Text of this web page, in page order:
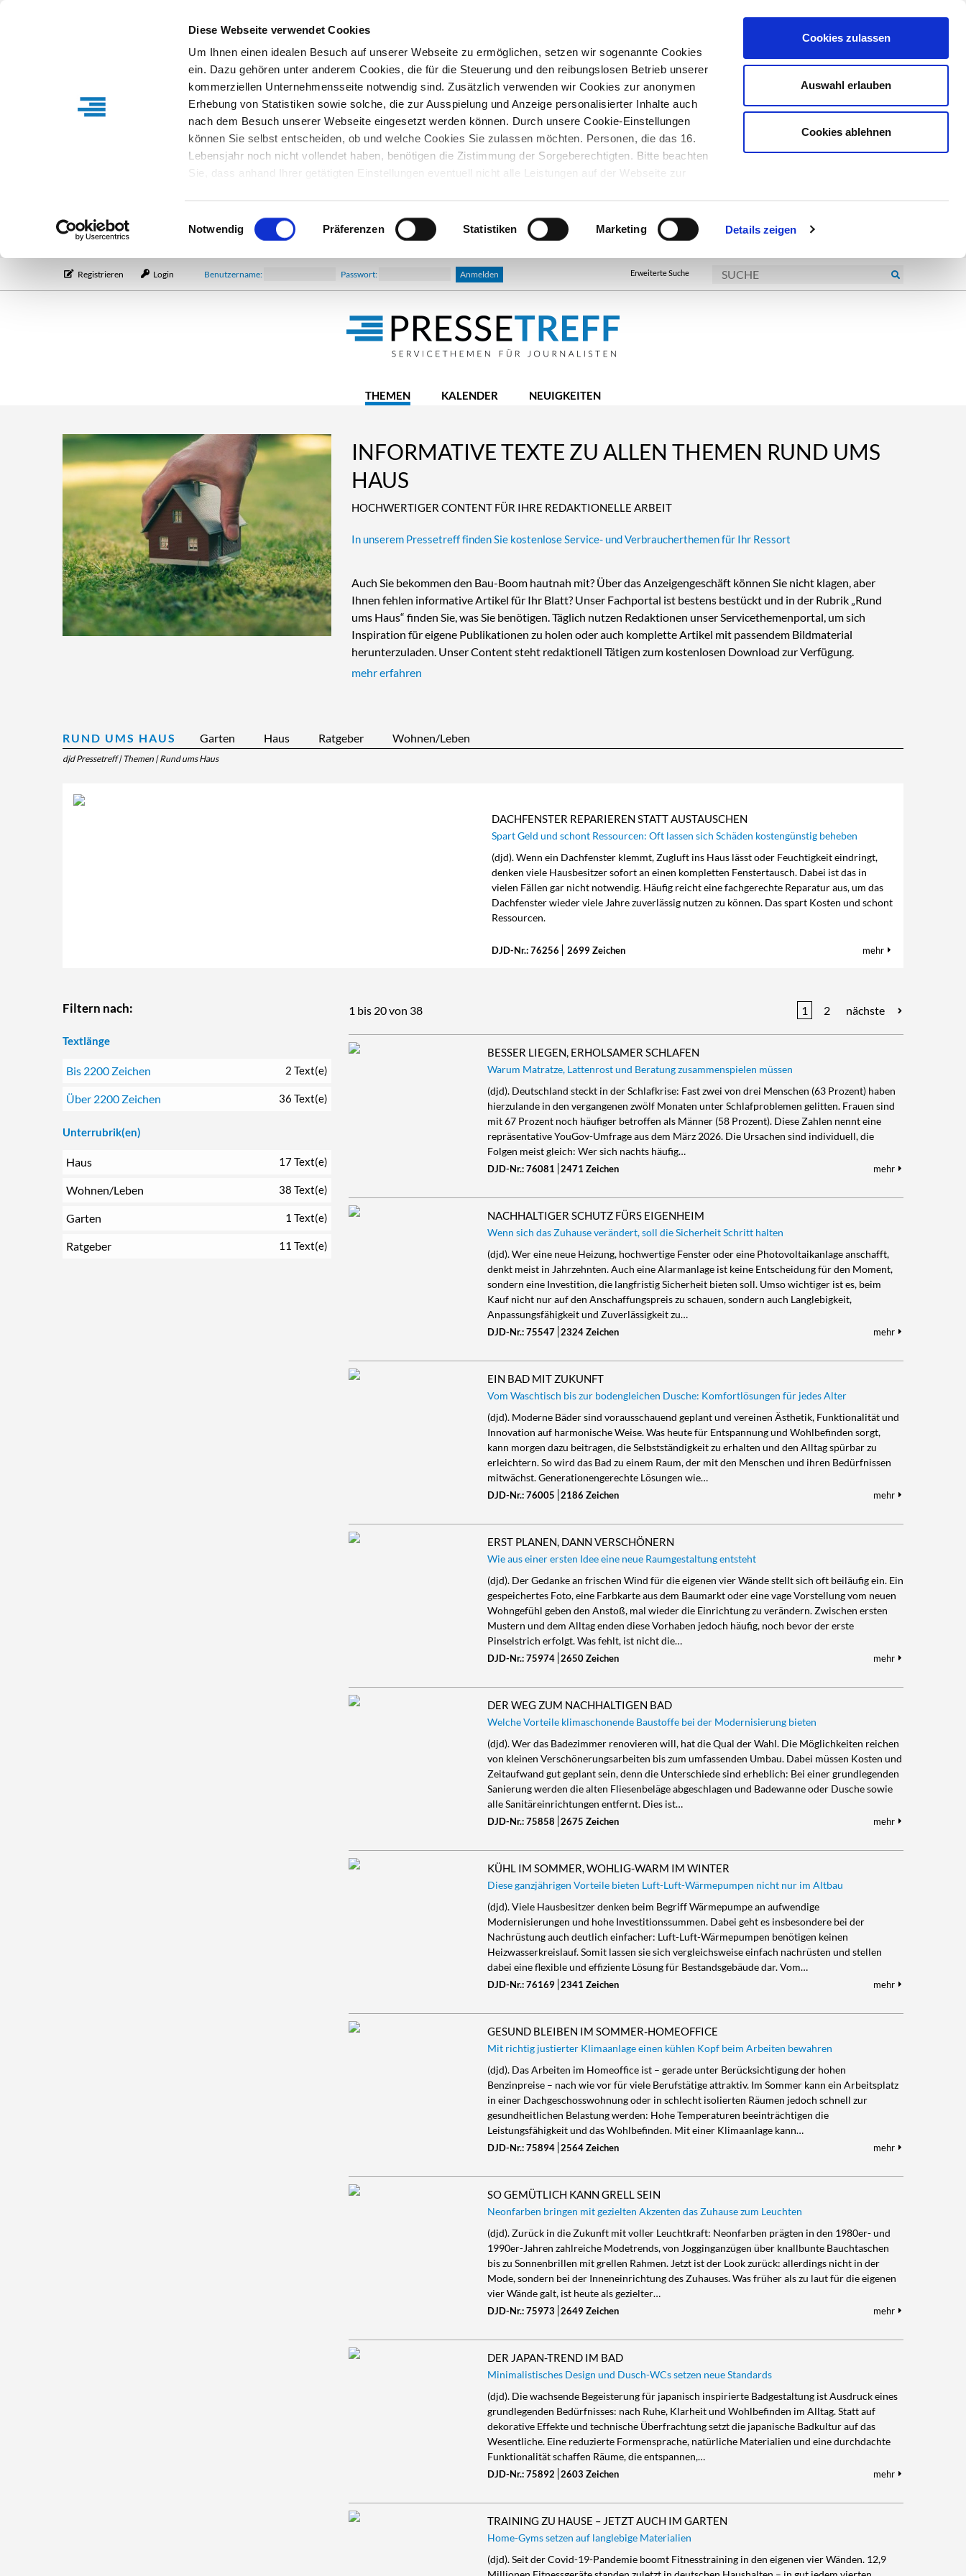
Diese Webseite verwendet Cookies
Um Ihnen einen idealen Besuch auf unserer Webseite zu ermöglichen, setzen wir sogenannte Cookies
ein. Dazu gehören unter anderem Cookies, die für die Steuerung und den reibungslosen Betrieb unserer
kommerziellen Unternehmensseite notwendig sind. Zusätzlich verwenden wir Cookies zur anonymen
Erhebung von Statistiken sowie solche, die zur Ausspielung und Anzeige personalisierter Inhalte auch
nach dem Besuch unserer Webseite eingesetzt werden können. Durch unsere Cookie-Einstellungen
können Sie selbst entscheiden, ob und welche Cookies Sie zulassen möchten. Personen, die das 16.
Lebensjahr noch nicht vollendet haben, benötigen die Zistimmung der Sorgeberechtigten. Bitte beachten
Sie, dass anhand Ihrer getätigten Einstellungen eventuell nicht alle Leistungen auf der Webseite zur
entsprechende Informationen.
Einwilligungsauswahl
Notwendig Präferenzen Statistiken Marketing Details zeigen
Cookies zulassen
Auswahl erlauben
Cookies ablehnen
Benutzername: Passwort:
Registrieren Login Erweiterte Suche
THEMEN KALENDER NEUIGKEITEN
INFORMATIVE TEXTE ZU ALLEN THEMEN RUND UMS
HAUS
HOCHWERTIGER CONTENT FÜR IHRE REDAKTIONELLE ARBEIT
In unserem Pressetreff finden Sie kostenlose Service- und Verbraucherthemen für Ihr Ressort
Auch Sie bekommen den Bau-Boom hautnah mit? Über das Anzeigengeschäft können Sie nicht klagen, aber
Ihnen fehlen informative Artikel für Ihr Blatt? Unser Fachportal ist bestens bestückt und in der Rubrik „Rund
ums Haus“ finden Sie, was Sie benötigen. Täglich nutzen Redaktionen unser Servicethemenportal, um sich
Inspiration für eigene Publikationen zu holen oder auch komplette Artikel mit passendem Bildmaterial
herunterzuladen. Unser Content steht redaktionell Tätigen zum kostenlosen Download zur Verfügung.
mehr erfahren
RUND UMS HAUS Garten Haus Ratgeber Wohnen/Leben
djd Pressetreff| Themen |Rund ums Haus
DACHFENSTER REPARIEREN STATT AUSTAUSCHEN
Spart Geld und schont Ressourcen: Oft lassen sich Schäden kostengünstig beheben
(djd). Wenn ein Dachfenster klemmt, Zugluft ins Haus lässt oder Feuchtigkeit eindringt,
denken viele Hausbesitzer sofort an einen kompletten Fenstertausch. Dabei ist das in
vielen Fällen gar nicht notwendig. Häufig reicht eine fachgerechte Reparatur aus, um das
Dachfenster wieder viele Jahre zuverlässig nutzen zu können. Das spart Kosten und schont
Ressourcen.
DJD-Nr.: 76256 2699 Zeichen mehr
1 bis 20 von 38 1 2 nächste
BESSER LIEGEN, ERHOLSAMER SCHLAFEN
Warum Matratze, Lattenrost und Beratung zusammenspielen müssen
(djd). Deutschland steckt in der Schlafkrise: Fast zwei von drei Menschen (63 Prozent) haben
hierzulande in den vergangenen zwölf Monaten unter Schlafproblemen gelitten. Frauen sind
mit 67 Prozent noch häufiger betroffen als Männer (58 Prozent). Diese Zahlen nennt eine
repräsentative YouGov-Umfrage aus dem März 2026. Die Ursachen sind individuell, die
Folgen meist gleich: Wer sich nachts häufig…
DJD-Nr.: 76081 2471 Zeichen mehr
NACHHALTIGER SCHUTZ FÜRS EIGENHEIM
Wenn sich das Zuhause verändert, soll die Sicherheit Schritt halten
(djd). Wer eine neue Heizung, hochwertige Fenster oder eine Photovoltaikanlage anschafft,
denkt meist in Jahrzehnten. Auch eine Alarmanlage ist keine Entscheidung für den Moment,
sondern eine Investition, die langfristig Sicherheit bieten soll. Umso wichtiger ist es, beim
Kauf nicht nur auf den Anschaffungspreis zu schauen, sondern auch Langlebigkeit,
Anpassungsfähigkeit und Zuverlässigkeit zu…
DJD-Nr.: 75547 2324 Zeichen mehr
EIN BAD MIT ZUKUNFT
Vom Waschtisch bis zur bodengleichen Dusche: Komfortlösungen für jedes Alter
(djd). Moderne Bäder sind vorausschauend geplant und vereinen Ästhetik, Funktionalität und
Innovation auf harmonische Weise. Was heute für Entspannung und Wohlbefinden sorgt,
kann morgen dazu beitragen, die Selbstständigkeit zu erhalten und den Alltag spürbar zu
erleichtern. So wird das Bad zu einem Raum, der mit den Menschen und ihren Bedürfnissen
mitwächst. Generationengerechte Lösungen wie…
DJD-Nr.: 76005 2186 Zeichen mehr
ERST PLANEN, DANN VERSCHÖNERN
Wie aus einer ersten Idee eine neue Raumgestaltung entsteht
(djd). Der Gedanke an frischen Wind für die eigenen vier Wände stellt sich oft beiläufig ein. Ein
gespeichertes Foto, eine Farbkarte aus dem Baumarkt oder eine vage Vorstellung vom neuen
Wohngefühl geben den Anstoß, mal wieder die Einrichtung zu verändern. Zwischen ersten
Mustern und dem Alltag enden diese Vorhaben jedoch häufig, noch bevor der erste
Pinselstrich erfolgt. Was fehlt, ist nicht die…
DJD-Nr.: 75974 2650 Zeichen mehr
DER WEG ZUM NACHHALTIGEN BAD
Welche Vorteile klimaschonende Baustoffe bei der Modernisierung bieten
(djd). Wer das Badezimmer renovieren will, hat die Qual der Wahl. Die Möglichkeiten reichen
von kleinen Verschönerungsarbeiten bis zum umfassenden Umbau. Dabei müssen Kosten und
Zeitaufwand gut geplant sein, denn die Unterschiede sind erheblich: Bei einer grundlegenden
Sanierung werden die alten Fliesenbeläge abgeschlagen und Badewanne oder Dusche sowie
alle Sanitäreinrichtungen entfernt. Dies ist…
DJD-Nr.: 75858 2675 Zeichen mehr
KÜHL IM SOMMER, WOHLIG-WARM IM WINTER
Diese ganzjährigen Vorteile bieten Luft-Luft-Wärmepumpen nicht nur im Altbau
(djd). Viele Hausbesitzer denken beim Begriff Wärmepumpe an aufwendige
Modernisierungen und hohe Investitionssummen. Dabei geht es insbesondere bei der
Nachrüstung auch deutlich einfacher: Luft-Luft-Wärmepumpen benötigen keinen
Heizwasserkreislauf. Somit lassen sie sich vergleichsweise einfach nachrüsten und stellen
dabei eine flexible und effiziente Lösung für Bestandsgebäude dar. Vom…
DJD-Nr.: 76169 2341 Zeichen mehr
GESUND BLEIBEN IM SOMMER-HOMEOFFICE
Mit richtig justierter Klimaanlage einen kühlen Kopf beim Arbeiten bewahren
(djd). Das Arbeiten im Homeoffice ist – gerade unter Berücksichtigung der hohen
Benzinpreise – nach wie vor für viele Berufstätige attraktiv. Im Sommer kann ein Arbeitsplatz
in einer Dachgeschosswohnung oder in schlecht isolierten Räumen jedoch schnell zur
gesundheitlichen Belastung werden: Hohe Temperaturen beeinträchtigen die
Leistungsfähigkeit und das Wohlbefinden. Mit einer Klimaanlage kann…
DJD-Nr.: 75894 2564 Zeichen mehr
SO GEMÜTLICH KANN GRELL SEIN
Neonfarben bringen mit gezielten Akzenten das Zuhause zum Leuchten
(djd). Zurück in die Zukunft mit voller Leuchtkraft: Neonfarben prägten in den 1980er- und
1990er-Jahren zahlreiche Modetrends, von Jogginganzügen über knallbunte Bauchtaschen
bis zu Sonnenbrillen mit grellen Rahmen. Jetzt ist der Look zurück: allerdings nicht in der
Mode, sondern bei der Inneneinrichtung des Zuhauses. Was früher als zu laut für die eigenen
vier Wände galt, ist heute als gezielter…
DJD-Nr.: 75973 2649 Zeichen mehr
DER JAPAN-TREND IM BAD
Minimalistisches Design und Dusch-WCs setzen neue Standards
(djd). Die wachsende Begeisterung für japanisch inspirierte Badgestaltung ist Ausdruck eines
grundlegenden Bedürfnisses: nach Ruhe, Klarheit und Wohlbefinden im Alltag. Statt auf
dekorative Effekte und technische Überfrachtung setzt die japanische Badkultur auf das
Wesentliche. Eine reduzierte Formensprache, natürliche Materialien und eine durchdachte
Funktionalität schaffen Räume, die entspannen,…
DJD-Nr.: 75892 2603 Zeichen mehr
TRAINING ZU HAUSE – JETZT AUCH IM GARTEN
Home-Gyms setzen auf langlebige Materialien
(djd). Seit der Covid-19-Pandemie boomt Fitnesstraining in den eigenen vier Wänden. 12,9
Filtern nach:
Textlänge
Bis 2200 Zeichen 2 Text(e)
Über 2200 Zeichen 36 Text(e)
Unterrubrik(en)
Haus 17 Text(e)
Wohnen/Leben 38 Text(e)
Garten 1 Text(e)
Ratgeber 11 Text(e)